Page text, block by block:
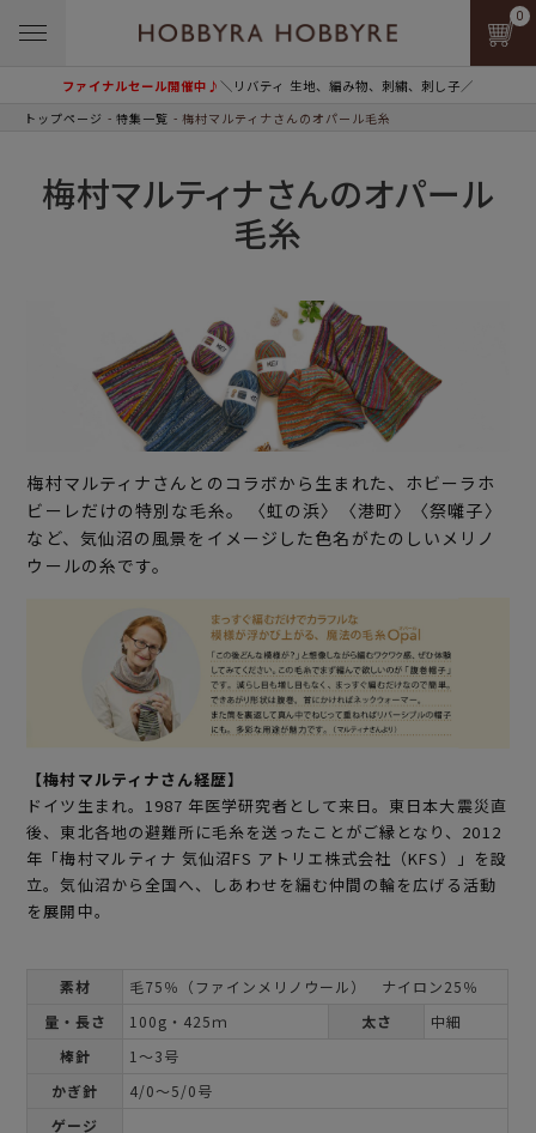
ファイナルセール開催中♪＼リバティ 生地、編み物、刺繍、刺し子／
0
トップページ 特集一覧 梅村マルティナさんのオパール毛糸
梅村マルティナさんのオパール
毛糸
梅村マルティナさんとのコラボから生まれた、ホビーラホ
ビーレだけの特別な毛糸。 〈虹の浜〉〈港町〉〈祭囃子〉
など、気仙沼の風景をイメージした色名がたのしいメリノ
ウールの糸です。
【梅村マルティナさん経歴】
ドイツ生まれ。1987 年医学研究者として来日。東日本大震災直
後、東北各地の避難所に毛糸を送ったことがご縁となり、2012
年「梅村マルティナ 気仙沼FS アトリエ株式会社（KFS）」を設
立。気仙沼から全国へ、しあわせを編む仲間の輪を広げる活動
を展開中。
素材
毛75％（ファインメリノウール） ナイロン25％
量・長さ
100g・425ｍ 太さ
中細
棒針
1～3号
かぎ針
4/0～5/0号
ゲージ